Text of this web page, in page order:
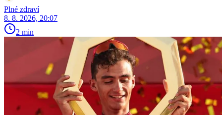
Plné zdraví
8. 8. 2026, 20:07
2 min